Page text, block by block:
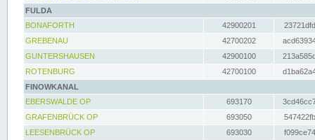
FULDA
BONAFORTH
42900201
GREBENAU
42700202
GUNTERSHAUSEN
42900100
ROTENBURG
42700100
FINOWKANAL
EBERSWALDE OP
693170
GRAFENBRÜCK OP
693050
LEESENBRÜCK OP
693030